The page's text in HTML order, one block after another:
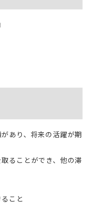
あり、将来の活躍が期
ることができ、他の滞
こと